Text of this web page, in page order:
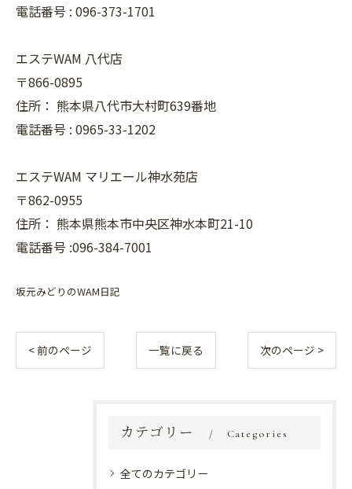
電話番号 : 096-373-1701
エステWAM 八代店
〒866-0895
住所： 熊本県八代市大村町639番地
電話番号 : 0965-33-1202
エステWAM マリエール神水苑店
〒862-0955
住所： 熊本県熊本市中央区神水本町21-10
電話番号 :096-384-7001
坂元みどりのWAM日記
< 前のページ 一覧に戻る 次のページ >
カテゴリー Categories
全てのカテゴリー